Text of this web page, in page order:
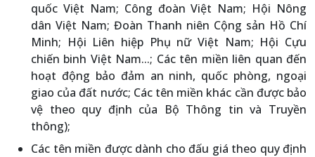
quốc Việt Nam; Công đoàn Việt Nam; Hội Nông
dân Việt Nam; Đoàn Thanh niên Cộng sản Hồ Chí
Minh; Hội Liên hiệp Phụ nữ Việt Nam; Hội Cựu
chiến binh Việt Nam...; Các tên miền liên quan đến
hoạt động bảo đảm an ninh, quốc phòng, ngoại
giao của đất nước; Các tên miền khác cần được bảo
vệ theo quy định của Bộ Thông tin và Truyền
thông);
Các tên miền được dành cho đấu giá theo quy định